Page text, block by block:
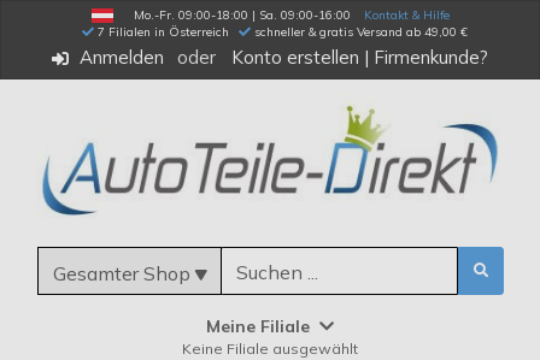
Mo.-Fr. 09:00-18:00 | Sa. 09:00-16:00
Kontakt & Hilfe
7 Filialen in Österreich
schneller & gratis Versand ab 49,00 €
Anmelden Konto erstellen | Firmenkunde?
Gesamter Shop
Meine Filiale
Keine Filiale ausgewählt